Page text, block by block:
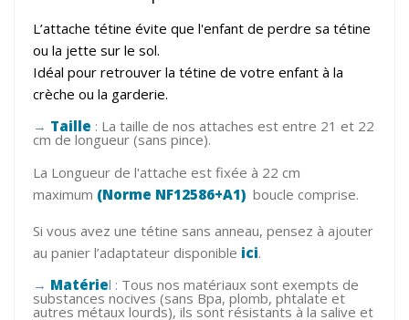
L’attache tétine évite que l'enfant de perdre sa tétine
ou la jette sur le sol.
Idéal pour retrouver la tétine de votre enfant à la
crèche ou la garderie.
→ Taille : La taille de nos attaches est entre 21 et 22
cm de longueur (sans pince).
La Longueur de l'attache est fixée à 22 cm
maximum (Norme NF12586+A1) boucle comprise.
Si vous avez une tétine sans anneau, pensez à ajouter
au panier l’adaptateur disponible ici.
→ Matériel : Tous nos matériaux sont exempts de
substances nocives (sans Bpa, plomb, phtalate et
autres métaux lourds), ils sont résistants à la salive et